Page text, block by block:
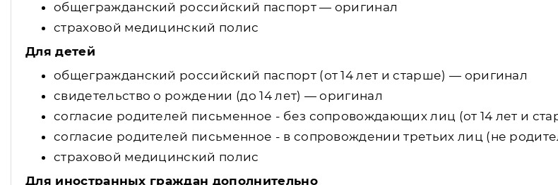
общегражданский российский паспорт — оригинал
страховой медицинский полис
Для детей
общегражданский российский паспорт (от 14 лет и старше) — оригинал
свидетельство о рождении (до 14 лет) — оригинал
согласие родителей письменное - без сопровождающих лиц (от 14 лет и
согласие родителей письменное - в сопровождении третьих лиц (не
страховой медицинский полис
Для иностранных граждан дополнительно